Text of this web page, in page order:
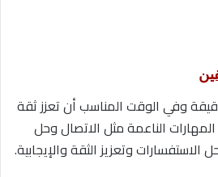
وفي الوقت المناسب أن تعزز ثقة
الناعمة مثل الاتصال وحل
وتعزيز الثقة والإيجابية.